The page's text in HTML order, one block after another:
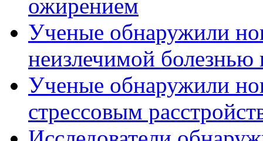
ожирением
Ученые обнаружили
неизлечимой болезнью
Ученые обнаружили
стрессовым